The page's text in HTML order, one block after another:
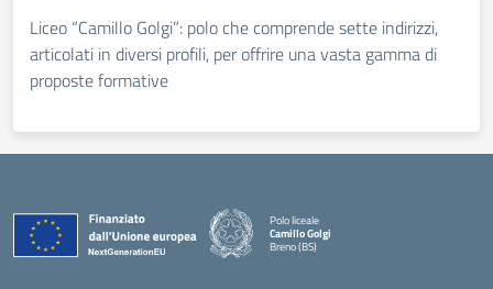
Liceo “Camillo Golgi”: polo che comprende sette indirizzi,
articolati in diversi profili, per offrire una vasta gamma di
proposte formative
Polo liceale
Camillo Golgi
Breno (BS)